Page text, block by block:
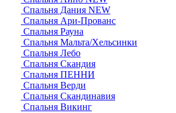
Спальня Дания NEW
Спальня Ари-Прованс
Спальня Рауна
Спальня Мальта/Хельсинки
Спальня Лебо
Спальня Скандия
Спальня ПЕННИ
Спальня Верди
Спальня Скандинавия
Спальня Викинг